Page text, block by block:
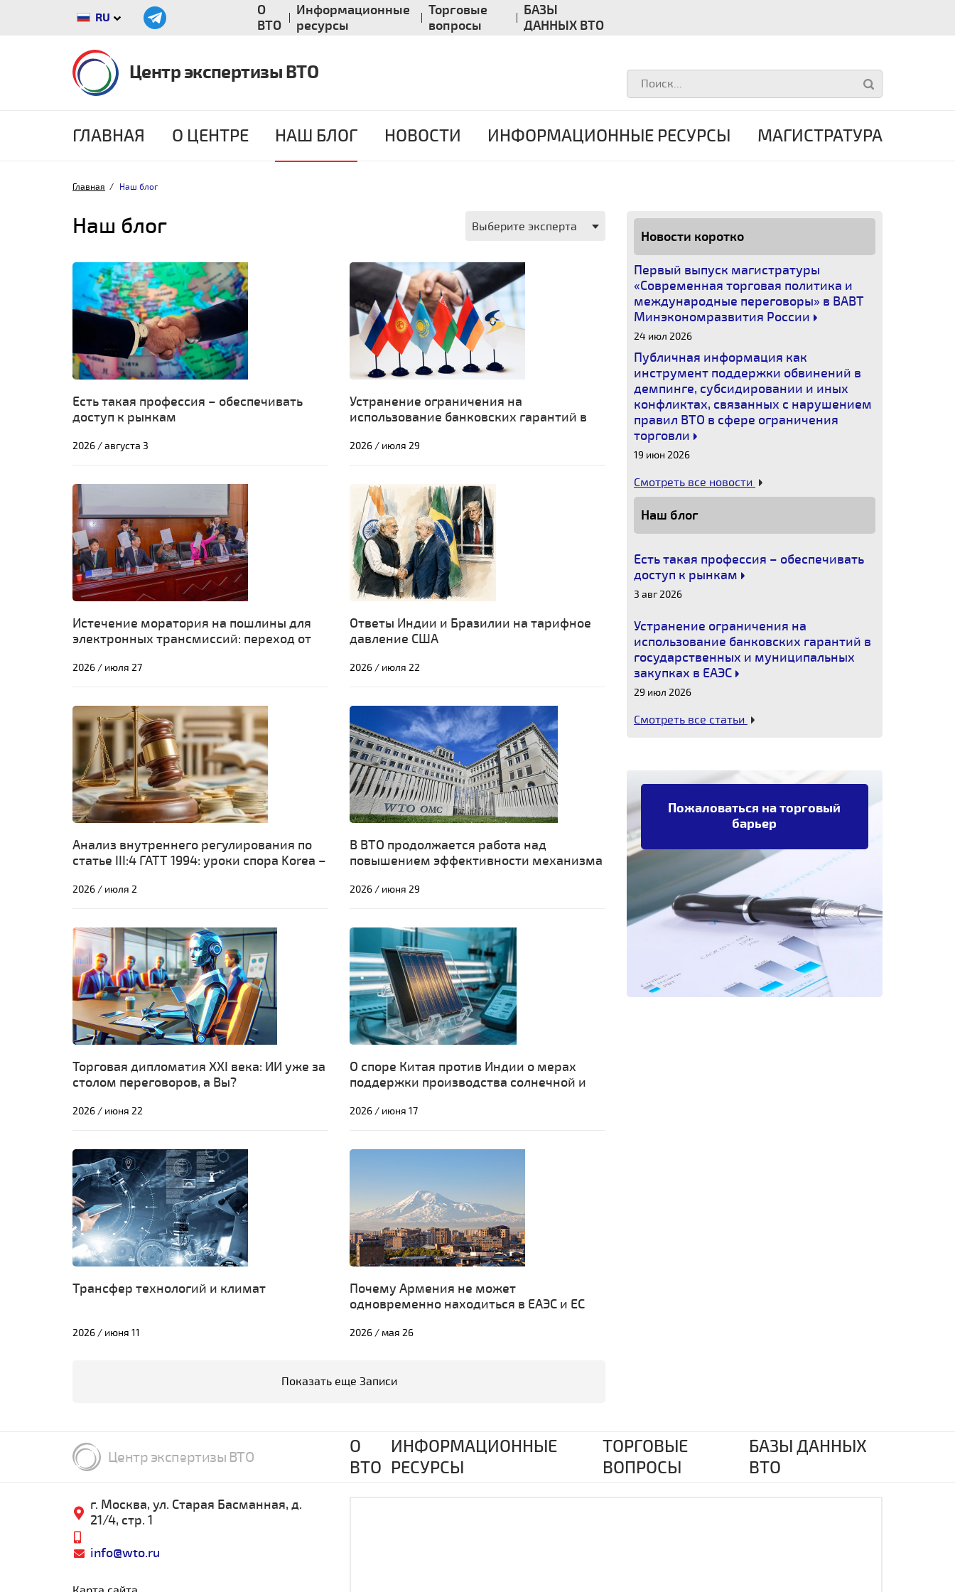
RU
О
ВТО
Информационные
ресурсы
Торговые
вопросы
БАЗЫ
ДАННЫХ ВТО
Центр экспертизы ВТО
ГЛАВНАЯ О ЦЕНТРЕ НАШ БЛОГ НОВОСТИ ИНФОРМАЦИОННЫЕ РЕСУРСЫ МАГИСТРАТУРА
Главная Наш блог
Наш блог Выберите эксперта
Есть такая профессия – обеспечивать
доступ к рынкам
2026 / августа 3
Устранение ограничения на
использование банковских гарантий в
закупках в ЕАЭС
2026 / июля 29
Истечение моратория на пошлины для
электронных трансмиссий: переход от
плюрилатеральным «коалициям
2026 / июля 27
Ответы Индии и Бразилии на тарифное
давление США
2026 / июля 22
Анализ внутреннего регулирования по
статье III:4 ГАТТ 1994: уроки спора Korea –
2026 / июля 2
В ВТО продолжается работа над
повышением эффективности механизма
2026 / июня 29
Торговая дипломатия XXI века: ИИ уже за
столом переговоров, а Вы?
2026 / июня 22
О споре Китая против Индии о мерах
поддержки производства солнечной и
вопросы локализации и субсидирования
2026 / июня 17
Трансфер технологий и климат
2026 / июня 11
Почему Армения не может
одновременно находиться в ЕАЭС и ЕС
2026 / мая 26
Показать еще Записи
Новости коротко
Первый выпуск магистратуры
«Современная торговая политика и
международные переговоры» в ВАВТ
Минэкономразвития России
24 июл 2026
Публичная информация как
инструмент поддержки обвинений в
демпинге, субсидировании и иных
конфликтах, связанных с нарушением
правил ВТО в сфере ограничения
торговли
19 июн 2026
Смотреть все новости
Наш блог
Есть такая профессия – обеспечивать
доступ к рынкам
3 авг 2026
Устранение ограничения на
использование банковских гарантий в
государственных и муниципальных
закупках в ЕАЭС
29 июл 2026
Смотреть все статьи
Пожаловаться на торговый
барьер
Центр экспертизы ВТО
О
ВТО
ИНФОРМАЦИОННЫЕ
РЕСУРСЫ
ТОРГОВЫЕ
ВОПРОСЫ
БАЗЫ ДАННЫХ
ВТО
г. Москва, ул. Старая Басманная, д.
21/4, стр. 1
info@wto.ru